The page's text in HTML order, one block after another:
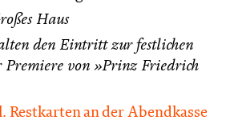
Haus
den Eintritt zur festlichen
Premiere von »Prinz Friedrich
Restkarten an der Abendkasse